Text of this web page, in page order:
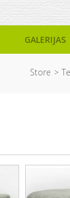
GALERIJAS
Store